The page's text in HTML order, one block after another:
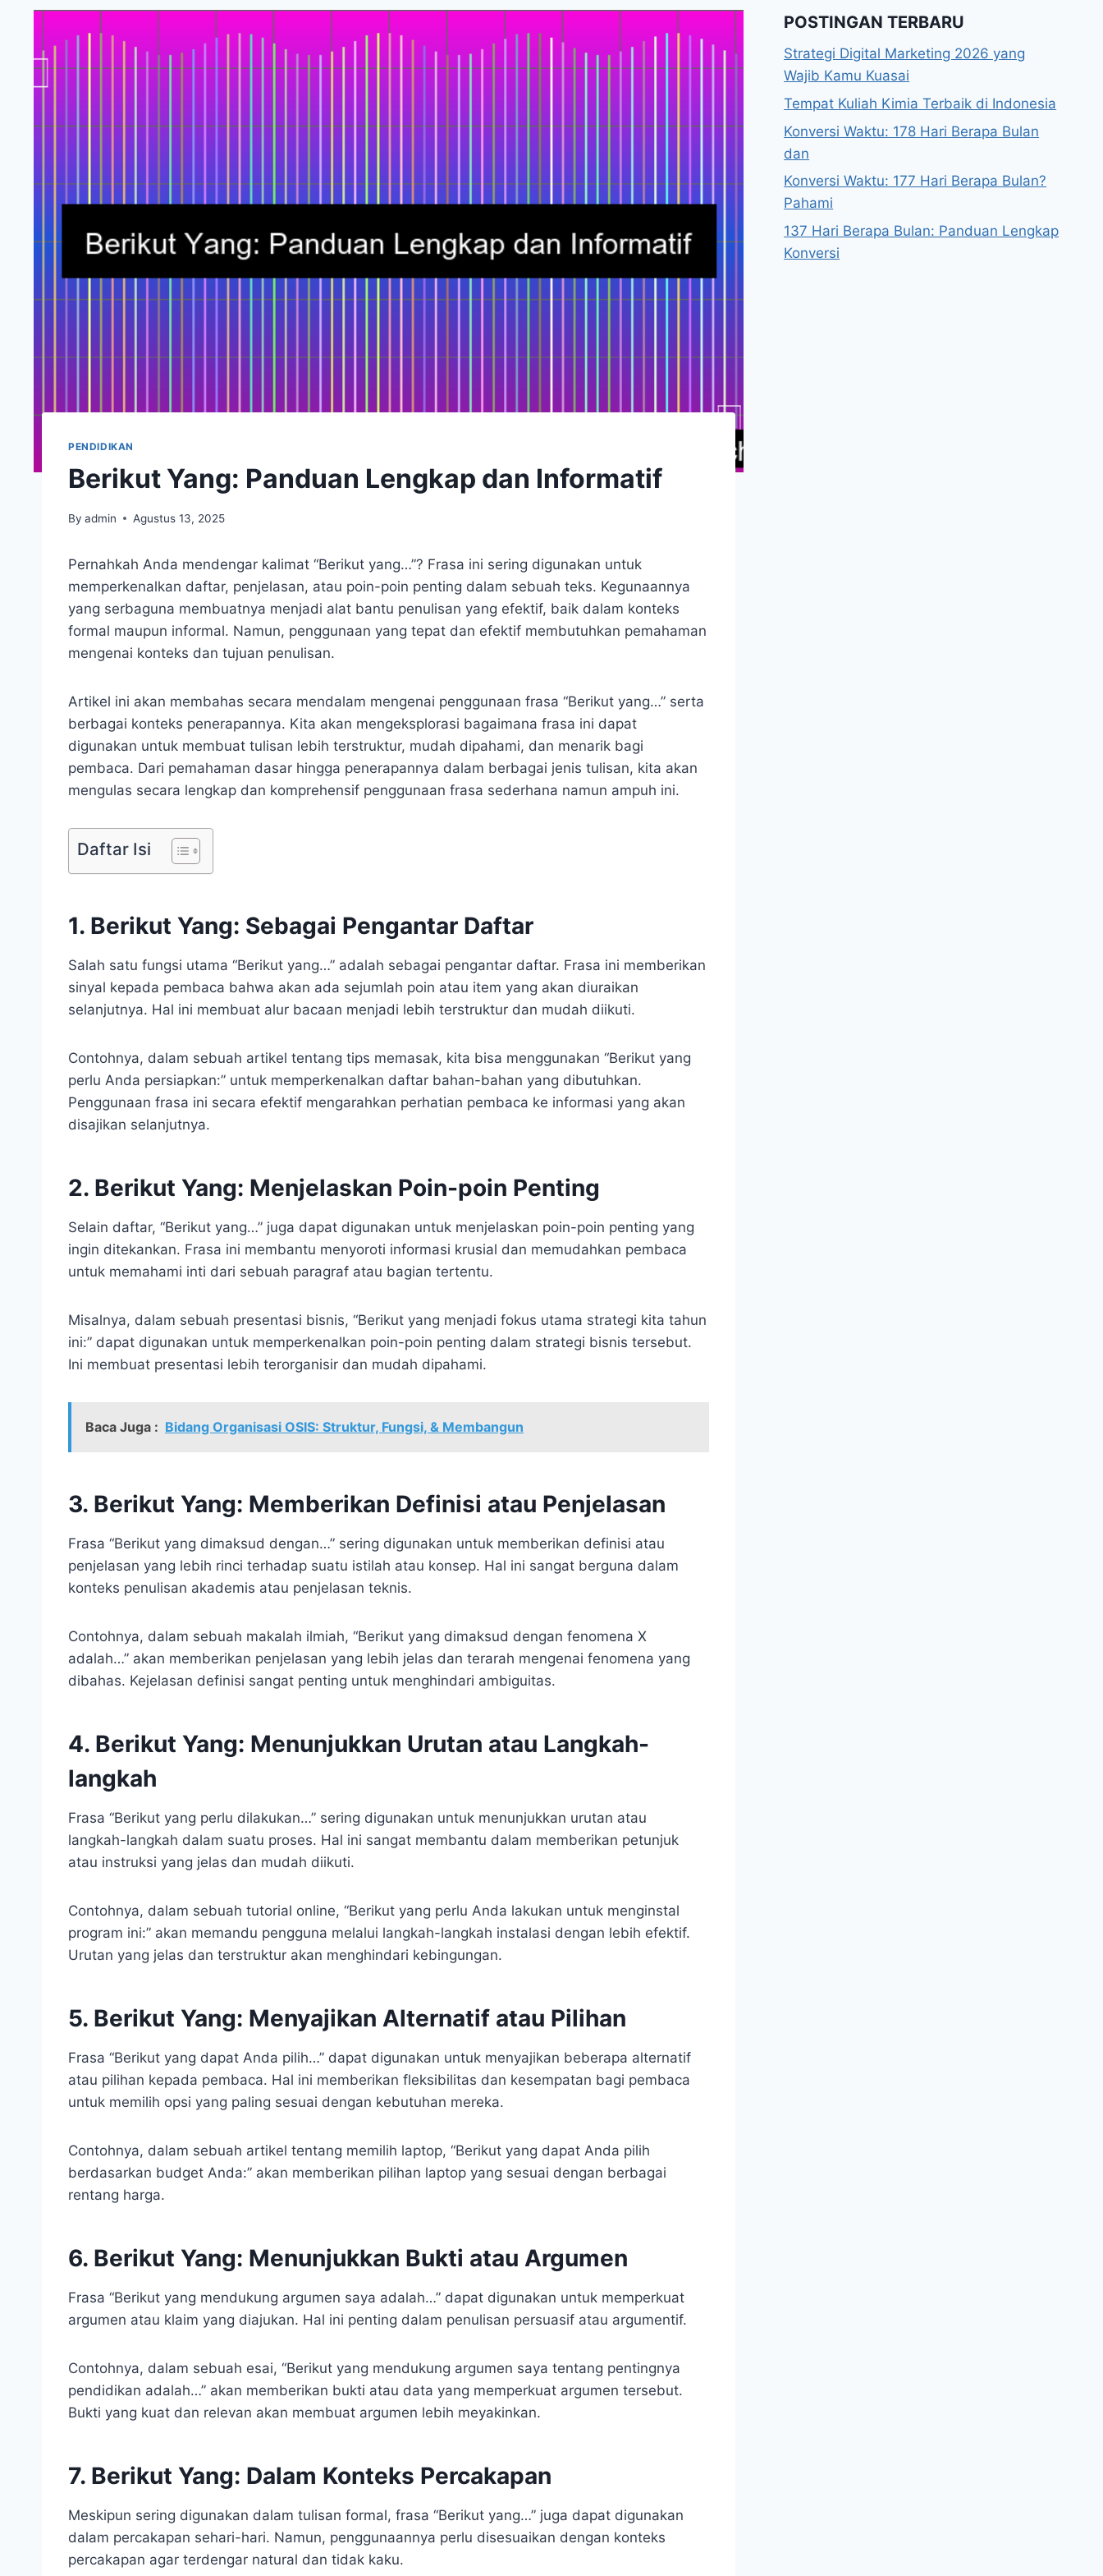
PENDIDIKAN
Berikut Yang: Panduan Lengkap dan Informatif
By admin Agustus 13, 2025
Pernahkah Anda mendengar kalimat “Berikut yang…”? Frasa ini sering digunakan untuk
memperkenalkan daftar, penjelasan, atau poin-poin penting dalam sebuah teks. Kegunaannya
yang serbaguna membuatnya menjadi alat bantu penulisan yang efektif, baik dalam konteks
formal maupun informal. Namun, penggunaan yang tepat dan efektif membutuhkan pemahaman
mengenai konteks dan tujuan penulisan.
Artikel ini akan membahas secara mendalam mengenai penggunaan frasa “Berikut yang…” serta
berbagai konteks penerapannya. Kita akan mengeksplorasi bagaimana frasa ini dapat
digunakan untuk membuat tulisan lebih terstruktur, mudah dipahami, dan menarik bagi
pembaca. Dari pemahaman dasar hingga penerapannya dalam berbagai jenis tulisan, kita akan
mengulas secara lengkap dan komprehensif penggunaan frasa sederhana namun ampuh ini.
Daftar Isi
1. Berikut Yang: Sebagai Pengantar Daftar
Salah satu fungsi utama “Berikut yang…” adalah sebagai pengantar daftar. Frasa ini memberikan
sinyal kepada pembaca bahwa akan ada sejumlah poin atau item yang akan diuraikan
selanjutnya. Hal ini membuat alur bacaan menjadi lebih terstruktur dan mudah diikuti.
Contohnya, dalam sebuah artikel tentang tips memasak, kita bisa menggunakan “Berikut yang
perlu Anda persiapkan:” untuk memperkenalkan daftar bahan-bahan yang dibutuhkan.
Penggunaan frasa ini secara efektif mengarahkan perhatian pembaca ke informasi yang akan
disajikan selanjutnya.
2. Berikut Yang: Menjelaskan Poin-poin Penting
Selain daftar, “Berikut yang…” juga dapat digunakan untuk menjelaskan poin-poin penting yang
ingin ditekankan. Frasa ini membantu menyoroti informasi krusial dan memudahkan pembaca
untuk memahami inti dari sebuah paragraf atau bagian tertentu.
Misalnya, dalam sebuah presentasi bisnis, “Berikut yang menjadi fokus utama strategi kita tahun
ini:” dapat digunakan untuk memperkenalkan poin-poin penting dalam strategi bisnis tersebut.
Ini membuat presentasi lebih terorganisir dan mudah dipahami.
Baca Juga : Bidang Organisasi OSIS: Struktur, Fungsi, & Membangun
3. Berikut Yang: Memberikan Definisi atau Penjelasan
Frasa “Berikut yang dimaksud dengan…” sering digunakan untuk memberikan definisi atau
penjelasan yang lebih rinci terhadap suatu istilah atau konsep. Hal ini sangat berguna dalam
konteks penulisan akademis atau penjelasan teknis.
Contohnya, dalam sebuah makalah ilmiah, “Berikut yang dimaksud dengan fenomena X
adalah…” akan memberikan penjelasan yang lebih jelas dan terarah mengenai fenomena yang
dibahas. Kejelasan definisi sangat penting untuk menghindari ambiguitas.
4. Berikut Yang: Menunjukkan Urutan atau Langkah-
langkah
Frasa “Berikut yang perlu dilakukan…” sering digunakan untuk menunjukkan urutan atau
langkah-langkah dalam suatu proses. Hal ini sangat membantu dalam memberikan petunjuk
atau instruksi yang jelas dan mudah diikuti.
Contohnya, dalam sebuah tutorial online, “Berikut yang perlu Anda lakukan untuk menginstal
program ini:” akan memandu pengguna melalui langkah-langkah instalasi dengan lebih efektif.
Urutan yang jelas dan terstruktur akan menghindari kebingungan.
5. Berikut Yang: Menyajikan Alternatif atau Pilihan
Frasa “Berikut yang dapat Anda pilih…” dapat digunakan untuk menyajikan beberapa alternatif
atau pilihan kepada pembaca. Hal ini memberikan fleksibilitas dan kesempatan bagi pembaca
untuk memilih opsi yang paling sesuai dengan kebutuhan mereka.
Contohnya, dalam sebuah artikel tentang memilih laptop, “Berikut yang dapat Anda pilih
berdasarkan budget Anda:” akan memberikan pilihan laptop yang sesuai dengan berbagai
rentang harga.
6. Berikut Yang: Menunjukkan Bukti atau Argumen
Frasa “Berikut yang mendukung argumen saya adalah…” dapat digunakan untuk memperkuat
argumen atau klaim yang diajukan. Hal ini penting dalam penulisan persuasif atau argumentif.
Contohnya, dalam sebuah esai, “Berikut yang mendukung argumen saya tentang pentingnya
pendidikan adalah…” akan memberikan bukti atau data yang memperkuat argumen tersebut.
Bukti yang kuat dan relevan akan membuat argumen lebih meyakinkan.
7. Berikut Yang: Dalam Konteks Percakapan
Meskipun sering digunakan dalam tulisan formal, frasa “Berikut yang…” juga dapat digunakan
dalam percakapan sehari-hari. Namun, penggunaannya perlu disesuaikan dengan konteks
percakapan agar terdengar natural dan tidak kaku.
POSTINGAN TERBARU
Strategi Digital Marketing 2026 yang
Wajib Kamu Kuasai
Tempat Kuliah Kimia Terbaik di Indonesia
Konversi Waktu: 178 Hari Berapa Bulan
dan
Konversi Waktu: 177 Hari Berapa Bulan?
Pahami
137 Hari Berapa Bulan: Panduan Lengkap
Konversi